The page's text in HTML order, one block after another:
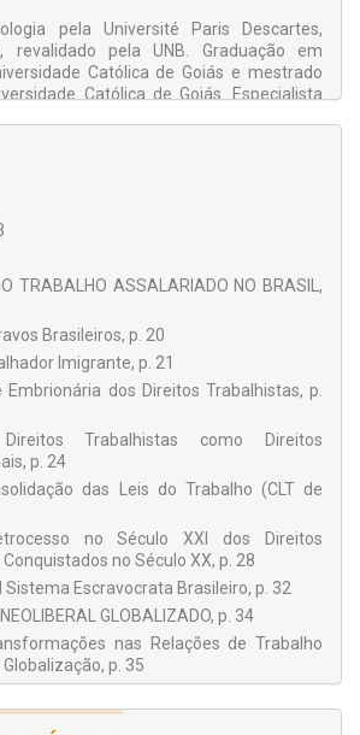
pela Université Paris Descartes,
revalidado pela UNB. Graduação em
Católica de Goiás e mestrado
Católica de Goiás. Especialista
da Pontifícia Universidade Católica
sociais. Pesquisadora na área
sociais com ênfase no nível ideológico,
à psicologia jurídica, política e
FARIA CAMPOS
em Educação pela Universidade
e Doutorado em Psicologia Social pela
na França. Atuou em programas
meninos de rua e no campo da saúde
docente e pesquisador na pós-
em Psicologia na PUC-Goiás desde
no Programa de Psicologia da
pesquisas e projetos têm como
representações sociais em situações de
nas escolas, práticas inclusivas e
Geral da Sociedade Brasileira de
TRABALHO ASSALARIADO NO BRASIL,
Brasileiros, p. 20
Imigrante, p. 21
Embrionária dos Direitos Trabalhistas, p.
Trabalhistas como Direitos
p. 24
das Leis do Trabalho (CLT de
no Século XXI dos Direitos
no Século XX, p. 28
Sistema Escravocrata Brasileiro, p. 32
GLOBALIZADO, p. 34
nas Relações de Trabalho
p. 35
da Política Neoliberal Globalizada, p.